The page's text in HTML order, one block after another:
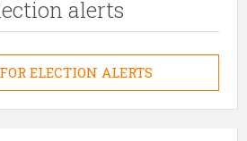
alerts
ELECTION ALERTS